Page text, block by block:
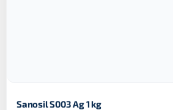
Sanosil S003 Ag 1 kg